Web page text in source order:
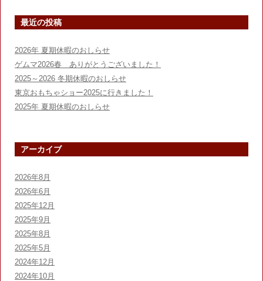
ナ
ー
シ
ョ
最近の投稿
2026年 夏期休暇のおしらせ
ゲムマ2026春 ありがとうございました！
2025～2026 冬期休暇のおしらせ
東京おもちゃショー2025に行きました！
2025年 夏期休暇のおしらせ
アーカイブ
2026年8月
2026年6月
2025年12月
2025年9月
2025年8月
2025年5月
2024年12月
2024年10月